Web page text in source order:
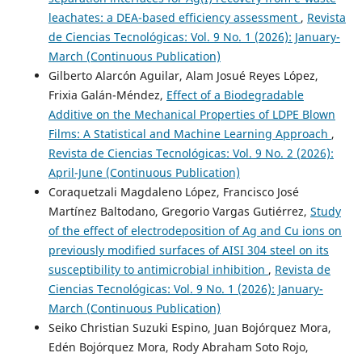
leachates: a DEA-based efficiency assessment , Revista
de Ciencias Tecnológicas: Vol. 9 No. 1 (2026): January-
March (Continuous Publication)
Gilberto Alarcón Aguilar, Alam Josué Reyes López,
Frixia Galán-Méndez, Effect of a Biodegradable
Additive on the Mechanical Properties of LDPE Blown
Films: A Statistical and Machine Learning Approach ,
Revista de Ciencias Tecnológicas: Vol. 9 No. 2 (2026):
April-June (Continuous Publication)
Coraquetzali Magdaleno López, Francisco José
Martínez Baltodano, Gregorio Vargas Gutiérrez, Study
of the effect of electrodeposition of Ag and Cu ions on
previously modified surfaces of AISI 304 steel on its
susceptibility to antimicrobial inhibition , Revista de
Ciencias Tecnológicas: Vol. 9 No. 1 (2026): January-
March (Continuous Publication)
Seiko Christian Suzuki Espino, Juan Bojórquez Mora,
Edén Bojórquez Mora, Rody Abraham Soto Rojo,